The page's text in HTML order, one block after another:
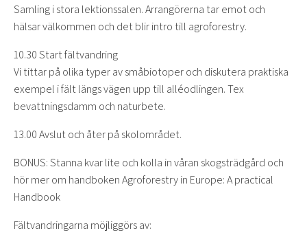
Samling i stora lektionssalen. Arrangörerna tar emot och
hälsar välkommen och det blir intro till agroforestry.
10.30 Start fältvandring
Vi tittar på olika typer av småbiotoper och diskutera praktiska
exempel i fält längs vägen upp till alléodlingen. Tex
bevattningsdamm och naturbete.
13.00 Avslut och åter på skolområdet.
BONUS: Stanna kvar lite och kolla in våran skogsträdgård och
hör mer om handboken Agroforestry in Europe: A practical
Handbook
Fältvandringarna möjliggörs av: